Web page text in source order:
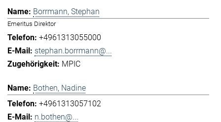
Borrmann, Stephan
Emeritus Direktor
+4961313055000
stephan.borrmann@...
MPIC
Bothen, Nadine
+4961313057102
n.bothen@...